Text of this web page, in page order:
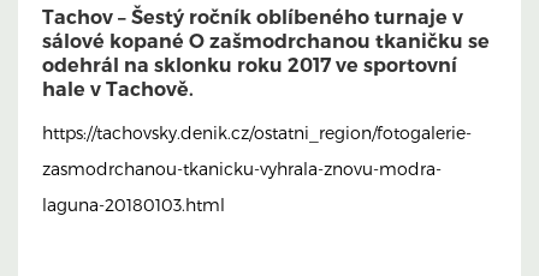
Tachov – Šestý ročník oblíbeného turnaje v
sálové kopané O zašmodrchanou tkaničku se
odehrál na sklonku roku 2017 ve sportovní
hale v Tachově.
https://tachovsky.denik.cz/ostatni_region/fotogalerie-
zasmodrchanou-tkanicku-vyhrala-znovu-modra-
laguna-20180103.html